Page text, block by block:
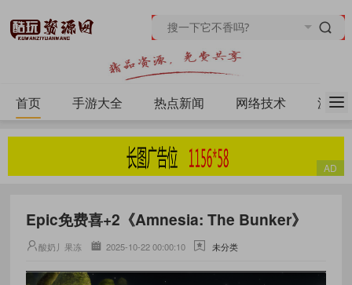
首页 手游大全 热点新闻 网络技术 源码
Epic免费喜+2《Amnesia: The Bunker》
酸奶丿果冻 2025-10-22 00:00:10 未分类